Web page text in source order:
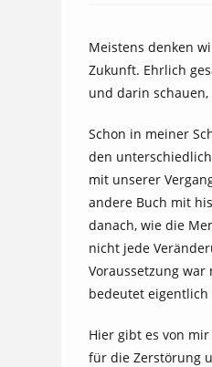
Meistens denken
Zukunft. Ehrlich
und darin
Schon in meiner
den
mit unserer
andere Buch mit
danach, wie die
nicht jede
Voraussetzung
bedeutet
Hier gibt es von
für die Zerstörung